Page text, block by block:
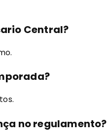
Central?
no regulamento?